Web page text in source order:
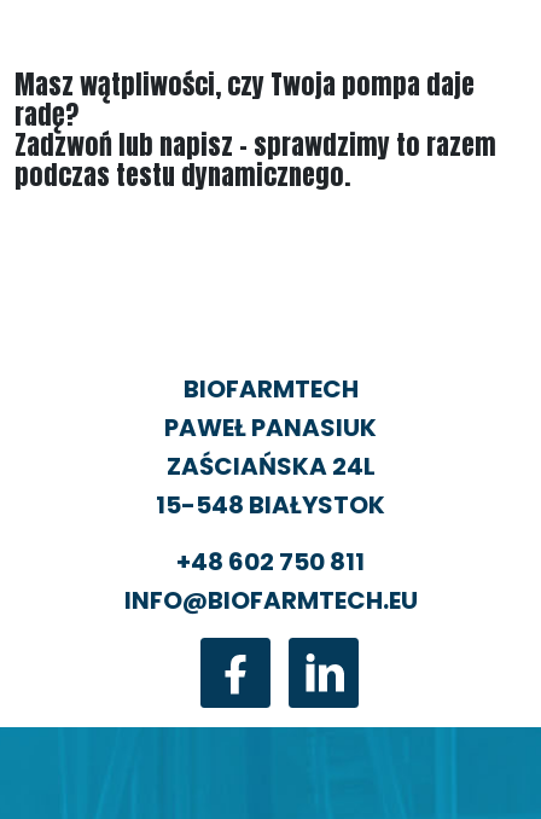
Masz wątpliwości, czy Twoja pompa daje
radę?
Zadzwoń lub napisz – sprawdzimy to razem
podczas testu dynamicznego.
BIOFARMTECH
PAWEŁ PANASIUK
ZAŚCIAŃSKA 24L
15-548 BIAŁYSTOK
+48 602 750 811
INFO@BIOFARMTECH.EU